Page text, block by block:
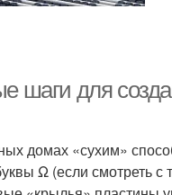
шаги для
домах «сухим»
Ω (если смотреть с